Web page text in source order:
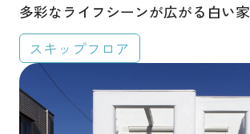
多彩なライフシーンが広がる白い家
スキップフロア